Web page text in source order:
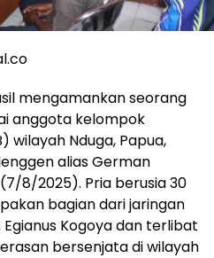
mengamankan seorang
anggota kelompok
wilayah Nduga, Papua,
alias German
8/2025). Pria berusia 30
bagian dari jaringan
Kogoya dan terlibat
bersenjata di wilayah